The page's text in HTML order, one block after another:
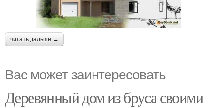
читать дальше →
Вас может заинтересовать
Деревянный дом из бруса своими